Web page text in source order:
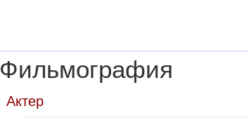
Фильмография
Актер